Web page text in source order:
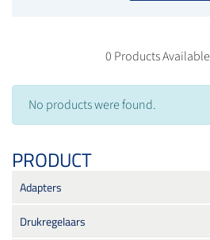
PRODUCT
Adapters
Drukregelaars
0 Products Available
No products were found.